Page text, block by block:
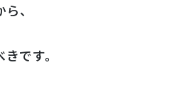
、
です。